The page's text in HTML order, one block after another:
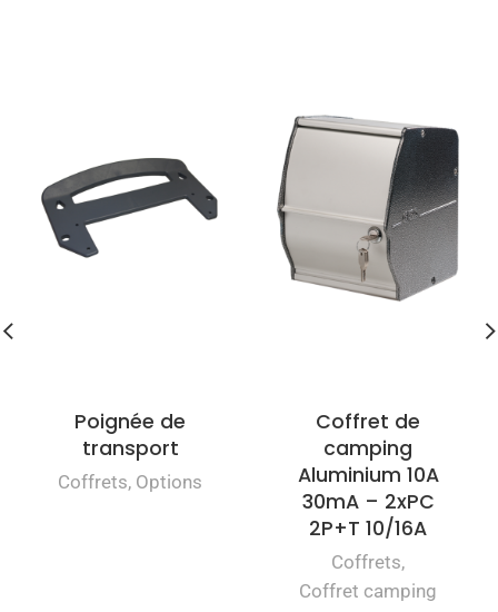
Poignée de
transport
Coffrets, Options
Coffret de
camping
Aluminium 10A
30mA – 2xPC
2P+T 10/16A
Coffrets,
Coffret camping